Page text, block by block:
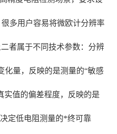
多用户容易将微欧计分辨率
者属于不同技术参数：分辨
化量，反映的是测量的“敏感
实值的偏差程度，反映的是
定低电阻测量的*终可靠